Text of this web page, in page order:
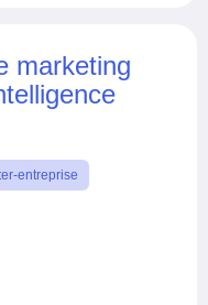
marketing
entreprise